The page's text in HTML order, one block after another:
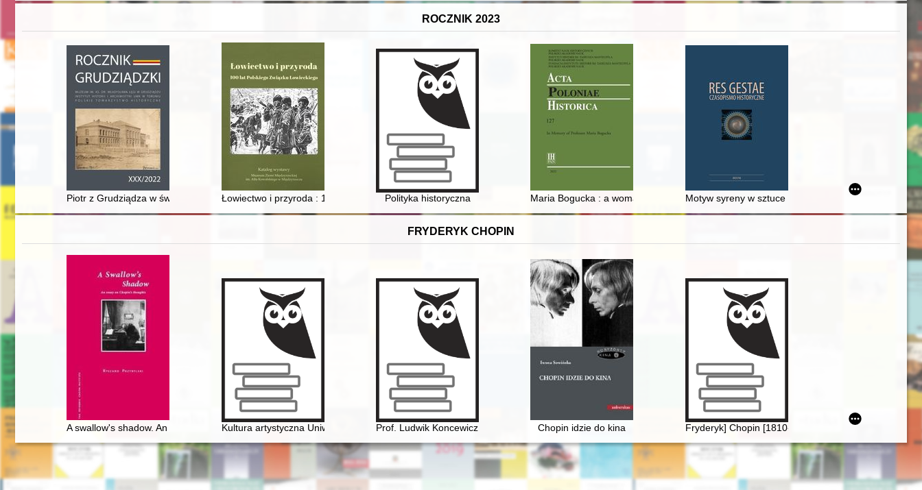
ROCZNIK 2023
Piotr z Grudziądza w świetle najnowszych badań : uwagi na marginesie monografii Pawła Gancarczyka, "Petrus Wilhelmi de Graudencz i muzyka Europy Środkowej XV wieku" = Piotr of
Łowiectwo i przyroda : 100 lat Polskiego Związku Łowieckiego : katalog wystawy : Muzeum Ziemi Międzyrzeckiej im. Alfa Kowalskiego w Międzyrzeczu :
Polityka historyczna Maria Bogucka : a woman writing on the history of womenMotyw syreny w sztuce sepulkralnej starożytnej Grecji
FRYDERYK CHOPIN
A swallow's shadow. An essay on Chopin's thoughtsKultura artystyczna Uniwersytetu Warszawskiego. Ars et educatioProf. Ludwik Koncewicz (1790-1857). Nauczyciel Fryderyka Chopina
Chopin idzie do kina Fryderyk] Chopin [1810-1849]. Życie i droga twórcza